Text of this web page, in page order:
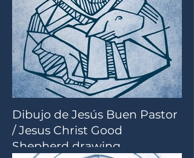
Dibujo de Jesús Buen Pastor
/ Jesus Christ Good
Shepherd drawing